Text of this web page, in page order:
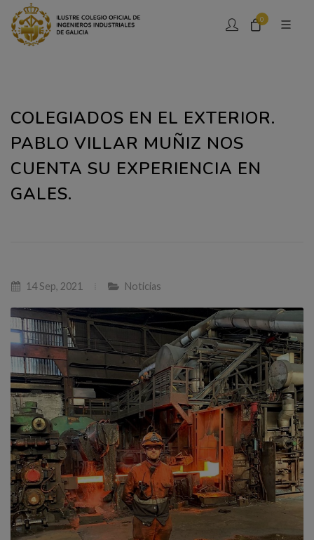
0
COLEGIADOS EN EL EXTERIOR.
PABLO VILLAR MUÑIZ NOS
CUENTA SU EXPERIENCIA EN
GALES.
14 Sep, 2021 Noticias